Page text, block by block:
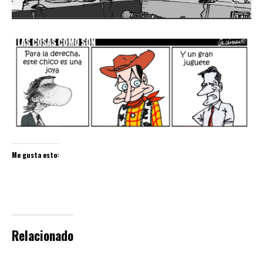
Me gusta esto:
Relacionado